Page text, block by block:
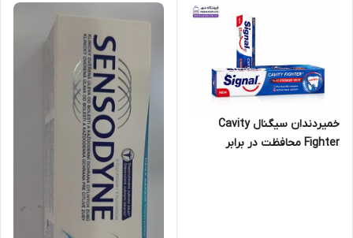
خمیردندان سیگنال Cavity
Fighter محافظت در برابر